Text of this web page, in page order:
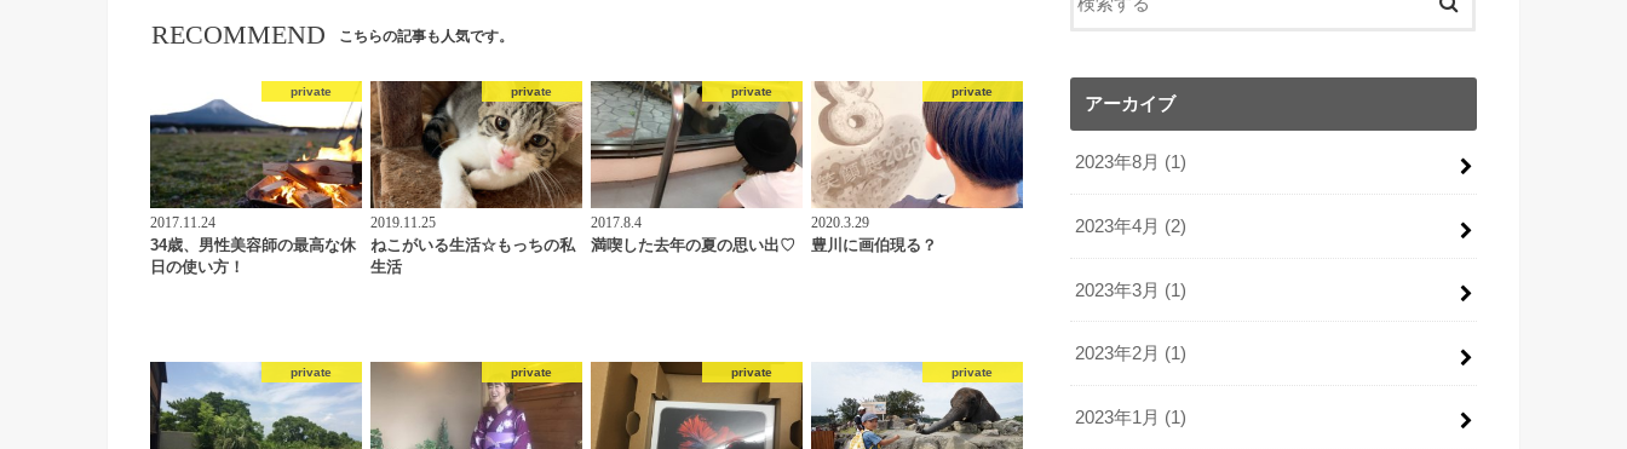
RECOMMEND こちらの記事も人気です。
private
2017.11.24
34歳、男性美容師の最高な休
日の使い方！
private
2019.11.25
ねこがいる生活☆もっちの私
生活
private
2017.8.4
満喫した去年の夏の思い出♡
private
2020.3.29
豊川に画伯現る？
private private private private
アーカイブ
2023年8月 (1)
2023年4月 (2)
2023年3月 (1)
2023年2月 (1)
2023年1月 (1)